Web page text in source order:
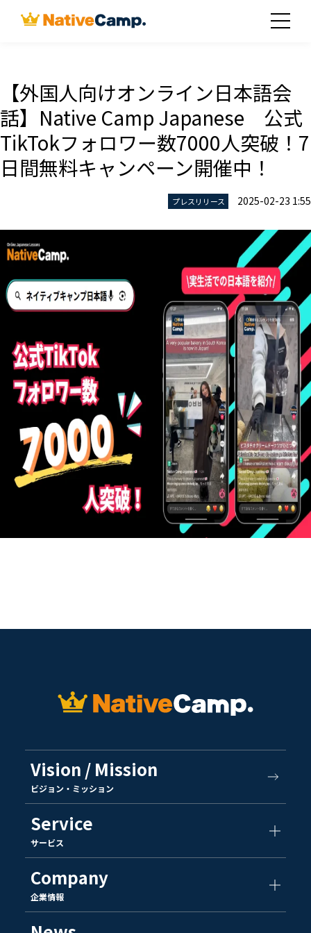
【外国人向けオンライン日本語会
話】Native Camp Japanese 公式
TikTokフォロワー数7000人突破！7
日間無料キャンペーン開催中！
プレスリリース 2025-02-23 1:55
Vision / Mission
ビジョン・ミッション
Service
サービス
Company
企業情報